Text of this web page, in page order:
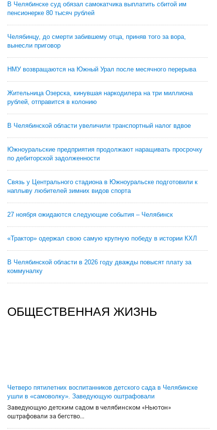
В Челябинске суд обязал самокатчика выплатить сбитой им
пенсионерке 80 тысяч рублей
Челябинцу, до смерти забившему отца, приняв того за вора,
вынесли приговор
НМУ возвращаются на Южный Урал после месячного перерыва
Жительница Озерска, кинувшая наркодилера на три миллиона
рублей, отправится в колонию
В Челябинской области увеличили транспортный налог вдвое
Южноуральские предприятия продолжают наращивать просрочку
по дебиторской задолженности
Связь у Центрального стадиона в Южноуральске подготовили к
наплыву любителей зимних видов спорта
27 ноября ожидаются следующие события – Челябинск
«Трактор» одержал свою самую крупную победу в истории КХЛ
В Челябинской области в 2026 году дважды повысят плату за
коммуналку
ОБЩЕСТВЕННАЯ ЖИЗНЬ
Четверо пятилетних воспитанников детского сада в Челябинске
ушли в «самоволку». Заведующую оштрафовали
Заведующую детским садом в челябинском «Ньютон»
оштрафовали за бегство...